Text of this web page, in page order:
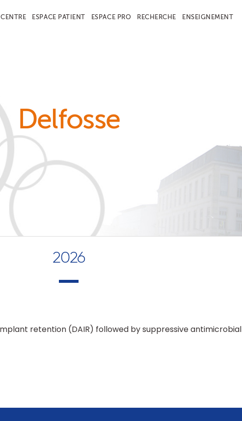
CENTRE ESPACE PATIENT ESPACE PRO RECHERCHE ENSEIGNEMENT
Delfosse
2026
retention (DAIR) followed by suppressive antimicrobial